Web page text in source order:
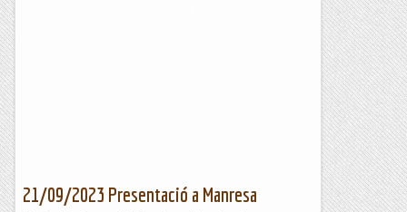
21/09/2023 Presentació a Manresa